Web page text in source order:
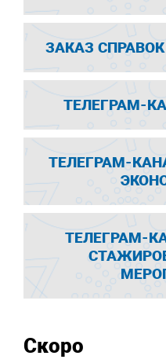
ЗАКАЗ
ТЕЛЕГРАМ-
ТЕЛЕГРАМ-
ТЕЛЕГРАМ-
Скоро